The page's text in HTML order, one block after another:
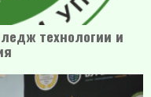
технологии и